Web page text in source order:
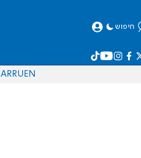
חיפוש
EN
RU
AR